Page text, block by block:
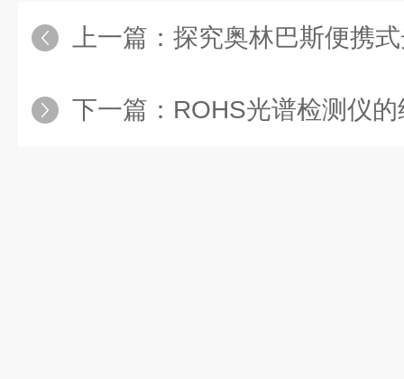
上一篇： 探究奥林巴斯便携式光谱仪
下一篇： ROHS光谱检测仪的